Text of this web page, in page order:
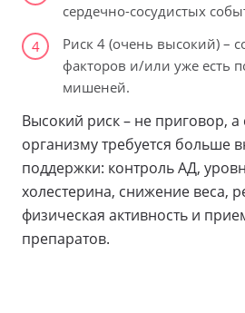
сердечно-сосудистых
4
Риск 4 (очень высокий) –
факторов и/или уже есть
мишеней.
Высокий риск – не приговор, а
организму требуется больше
поддержки: контроль АД,
холестерина, снижение веса,
физическая активность и
препаратов.